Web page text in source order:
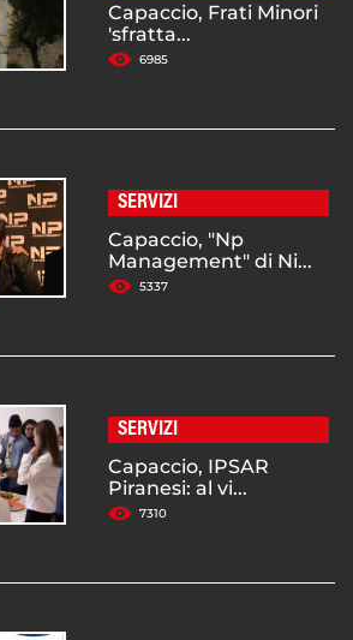
Capaccio, Frati Minori
'sfratta...
6985
SERVIZI
Capaccio, "Np
Management" di Ni...
5337
SERVIZI
Capaccio, IPSAR
Piranesi: al vi...
7310